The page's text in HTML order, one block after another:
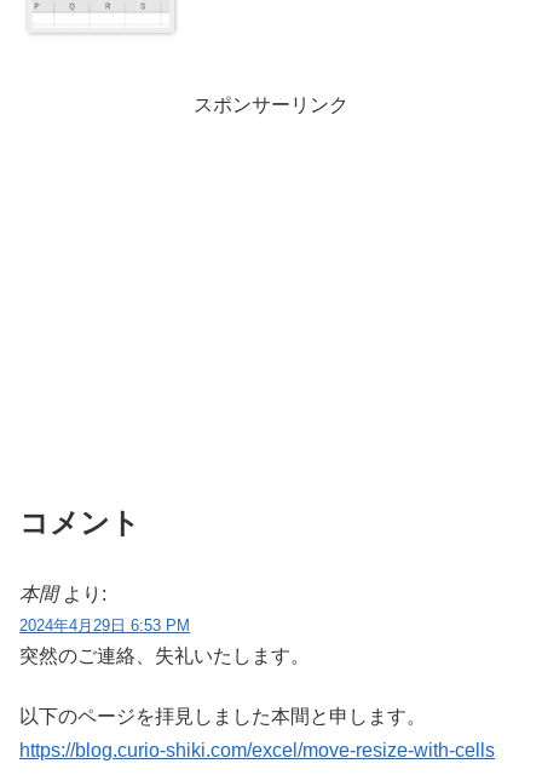
スポンサーリンク
コメント
本間 より:
2024年4月29日 6:53 PM
突然のご連絡、失礼いたします。
以下のページを拝見しました本間と申します。
https://blog.curio-shiki.com/excel/move-resize-with-cells